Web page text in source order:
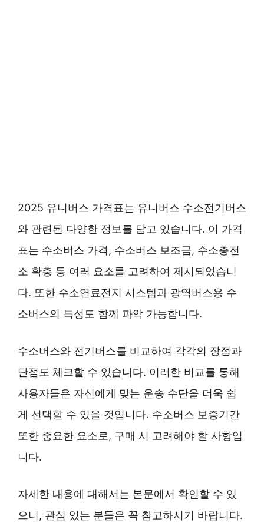
2025 유니버스 가격표는 유니버스 수소전기버스
와 관련된 다양한 정보를 담고 있습니다. 이 가격
표는 수소버스 가격, 수소버스 보조금, 수소충전
소 확충 등 여러 요소를 고려하여 제시되었습니
다. 또한 수소연료전지 시스템과 광역버스용 수
소버스의 특성도 함께 파악 가능합니다.
수소버스와 전기버스를 비교하여 각각의 장점과
단점도 체크할 수 있습니다. 이러한 비교를 통해
사용자들은 자신에게 맞는 운송 수단을 더욱 쉽
게 선택할 수 있을 것입니다. 수소버스 보증기간
또한 중요한 요소로, 구매 시 고려해야 할 사항입
니다.
자세한 내용에 대해서는 본문에서 확인할 수 있
으니, 관심 있는 분들은 꼭 참고하시기 바랍니다.